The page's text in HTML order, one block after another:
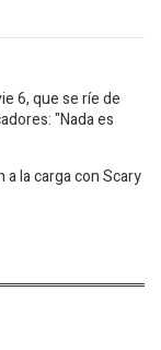
6, que se ríe de
"Nada es
la carga con Scary